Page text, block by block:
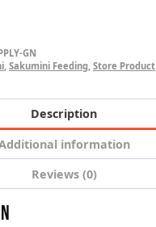
GN
Sakumini Feeding Store Product
Description
information
Reviews (0)